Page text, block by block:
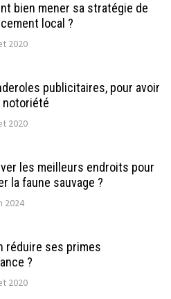
bien mener sa stratégie de
local ?
2020
publicitaires, pour avoir
notoriété
2020
les meilleurs endroits pour
la faune sauvage ?
2024
réduire ses primes
?
2020